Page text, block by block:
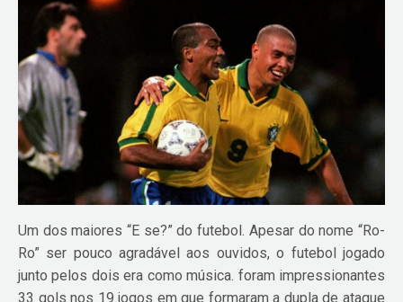
Um dos maiores “E se?” do futebol. Apesar do nome “Ro-
Ro” ser pouco agradável aos ouvidos, o futebol jogado
junto pelos dois era como música. foram impressionantes
33 gols nos 19 jogos em que formaram a dupla de ataque